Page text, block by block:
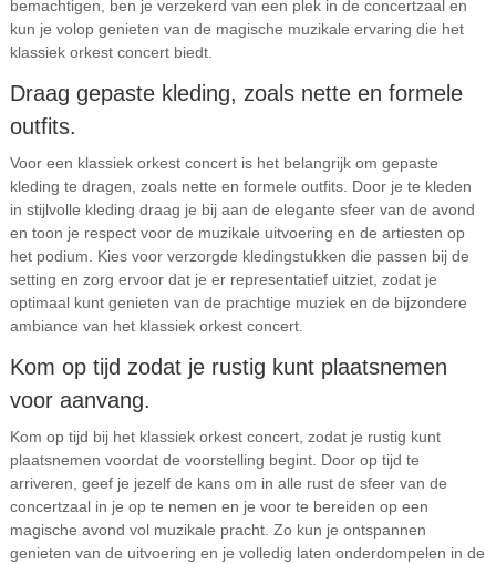
bemachtigen, ben je verzekerd van een plek in de concertzaal en
kun je volop genieten van de magische muzikale ervaring die het
klassiek orkest concert biedt.
Draag gepaste kleding, zoals nette en formele
outfits.
Voor een klassiek orkest concert is het belangrijk om gepaste
kleding te dragen, zoals nette en formele outfits. Door je te kleden
in stijlvolle kleding draag je bij aan de elegante sfeer van de avond
en toon je respect voor de muzikale uitvoering en de artiesten op
het podium. Kies voor verzorgde kledingstukken die passen bij de
setting en zorg ervoor dat je er representatief uitziet, zodat je
optimaal kunt genieten van de prachtige muziek en de bijzondere
ambiance van het klassiek orkest concert.
Kom op tijd zodat je rustig kunt plaatsnemen
voor aanvang.
Kom op tijd bij het klassiek orkest concert, zodat je rustig kunt
plaatsnemen voordat de voorstelling begint. Door op tijd te
arriveren, geef je jezelf de kans om in alle rust de sfeer van de
concertzaal in je op te nemen en je voor te bereiden op een
magische avond vol muzikale pracht. Zo kun je ontspannen
genieten van de uitvoering en je volledig laten onderdompelen in de